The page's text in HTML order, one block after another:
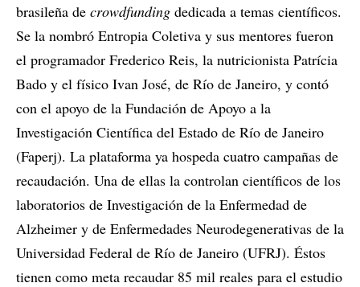
brasileña de crowdfunding dedicada a temas científicos.
Se la nombró Entropia Coletiva y sus mentores fueron
el programador Frederico Reis, la nutricionista Patrícia
Bado y el físico Ivan José, de Río de Janeiro, y contó
con el apoyo de la Fundación de Apoyo a la
Investigación Científica del Estado de Río de Janeiro
(Faperj). La plataforma ya hospeda cuatro campañas de
recaudación. Una de ellas la controlan científicos de los
laboratorios de Investigación de la Enfermedad de
Alzheimer y de Enfermedades Neurodegenerativas de la
Universidad Federal de Río de Janeiro (UFRJ). Éstos
tienen como meta recaudar 85 mil reales para el estudio